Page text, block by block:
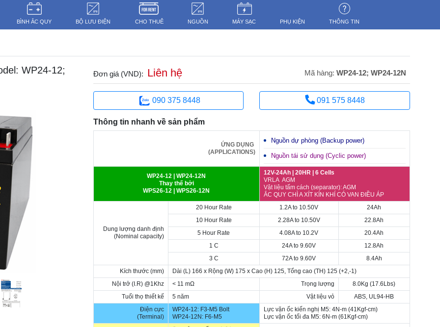
BÌNH ẮC QUY BỘ LƯU ĐIỆN CHO THUÊ NGUỒN MÁY SẠC PHỤ KIỆN THÔNG TIN
WP24-12;
Đơn giá (VND): Liên hệ Mã hàng: WP24-12; WP24-12N
090 375 8448 091 575 8448
Thông tin nhanh về sản phẩm
ỨNG DỤNG
(APPLICATIONS)
Nguồn dự phòng (Backup power)
Nguồn tái sử dụng (Cyclic power)
WP24-12 | WP24-12N
Thay thế bởi
WPS26-12 | WPS26-12N
12V-24Ah | 20HR | 6 Cells
VRLA AGM
Vật liệu tấm cách (separator): AGM
ẮC QUY CHÌ A XÍT KÍN KHÍ CÓ VAN ĐIỀU ÁP
Dung lượng danh định
(Nominal capacity)
20 Hour Rate 1.2A to 10.50V
24Ah
10 Hour Rate
2.28A to 10.50V
22.8Ah
5 Hour Rate
4.08A to 10.2V
20.4Ah
1 C
24A to 9.60V
12.8Ah
3 C
72A to 9.60V
8.4Ah
Kích thước (mm)
Dài (L) 166 x Rộng (W) 175 x Cao (H) 125, Tổng cao (TH) 125 (+2,-1)
Nội trở (I.R) @1Khz
< 11 mΩ Trọng lượng
8.0Kg (17.6Lbs)
Tuổi thọ thiết kế
5 năm Vật liệu vỏ
ABS, UL94-HB
Điện cực
(Terminal)
WP24-12: F3-M5 Bolt
WP24-12N: F6-M5
Lực vặn ốc kiến nghị M5: 4N-m (41Kgf-cm)
Lực vặn ốc tối đa M5: 6N-m (61Kgf-cm)